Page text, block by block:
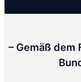
– Gemäß